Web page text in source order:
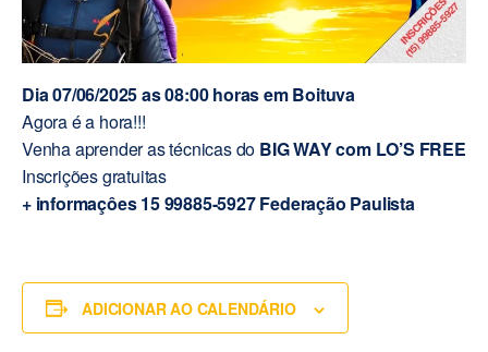
Dia 07/06/2025 as 08:00 horas em Boituva
Agora é a hora!!!
Venha aprender as técnicas do BIG WAY com LO’S FREE
Inscrições gratuitas
+ informaçôes 15 99885-5927 Federação Paulista
ADICIONAR AO CALENDÁRIO